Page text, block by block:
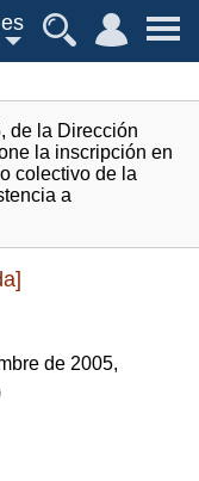
es
de la Dirección
la inscripción en
colectivo de la
a
de 2005,